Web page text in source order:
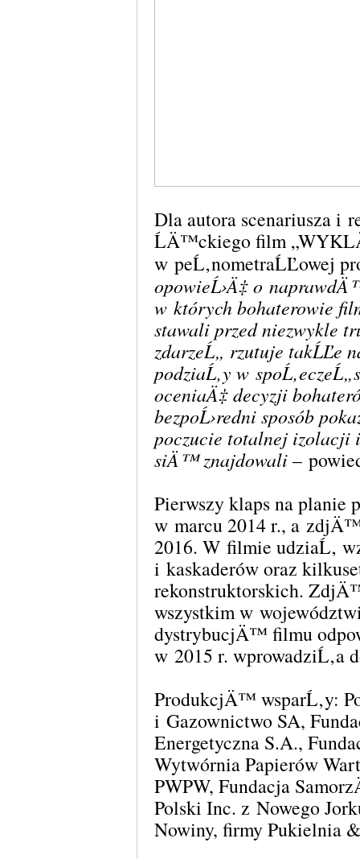
Dla autora scenariusza i
ĹÄ™ckiego film
w peĹ‚nometraĹĽowej
opowieĹ›Ä‡ o
w których bohaterowie
stawali przed niezwykle
zdarzeĹ„ rzutuje takĹĽe
podziaĹ‚y w
oceniaÄ‡ decyzji
bezpoĹ›redni sposób
poczucie totalnej izolacji
siÄ™ znajdowali–
Pierwszy klaps na planie
w marcu 2014 r., a
2016. W filmie udziaĹ‚
i kaskaderów oraz
rekonstruktorskich.
wszystkim w
dystrybucjÄ™ filmu
w 2015 r. wprowadziĹ‚a
ProdukcjÄ™ wsparĹ‚y:
i Gazownictwo SA,
Energetyczna S.A.,
Wytwórnia Papierów
PWPW, Fundacja
Polski Inc. z Nowego
Nowiny, firmy Pukielnia